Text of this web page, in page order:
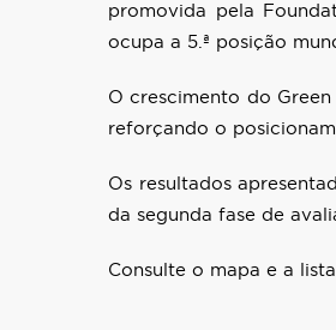
promovida pela
ocupa a 5.ª posição
O crescimento do
reforçando o
Os resultados
da segunda fase de
Consulte o mapa e a